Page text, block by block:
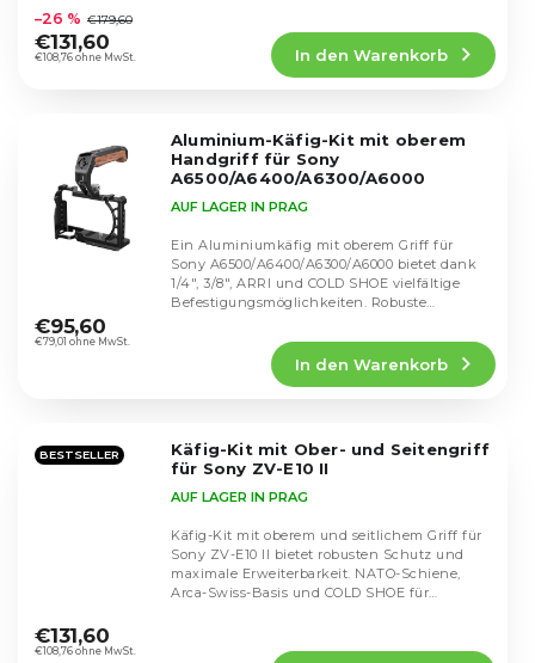
durchschnittliche
Produktbewertung
ist
Sternen.
€108,76 ohne MwSt.
–26 % €179,60
€131,60
In den Warenkorb
Aluminium-Käfig-Kit mit oberem
Handgriff für Sony
A6500/A6400/A6300/A6000
durchschnittliche
Produktbewertung
Sternen.
AUF LAGER IN PRAG
€79,01 ohne MwSt.
€95,60
In den Warenkorb
Ein Aluminiumkäfig mit oberem Griff für
Sony A6500/A6400/A6300/A6000 bietet dank
1/4", 3/8", ARRI und COLD SHOE vielfältige
Befestigungsmöglichkeiten. Robuste
BESTSELLER
Käfig-Kit mit Ober- und Seitengriff
für Sony ZV-E10 II
durchschnittliche
Produktbewertung
AUF LAGER IN PRAG
€108,76 ohne MwSt.
€131,60
Käfig-Kit mit oberem und seitlichem Griff für
Sony ZV-E10 II bietet robusten Schutz und
maximale Erweiterbarkeit. NATO-Schiene,
Arca-Swiss-Basis und COLD SHOE für